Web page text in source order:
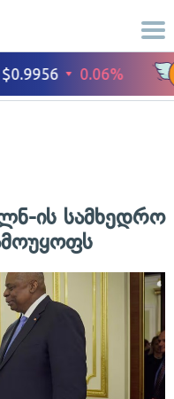
ის სამხედრო